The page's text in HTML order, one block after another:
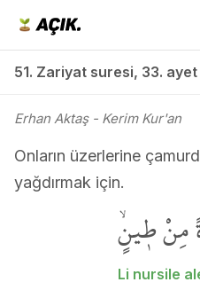
51. Zariyat suresi, 33. ayet
Erhan Aktaş- Kerim Kur'an
Onların üzerlerine
yağdırmak için.
مِنْ ط۪ينٍۙ
Li nursile